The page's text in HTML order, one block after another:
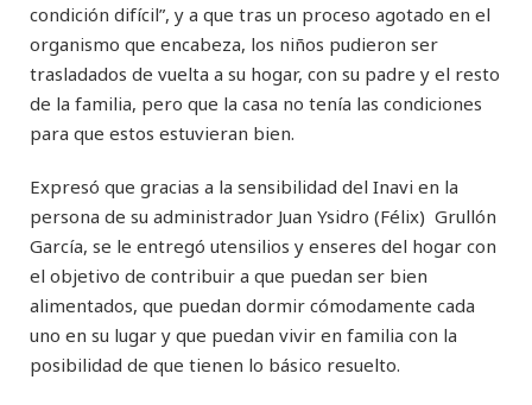
condición difícil”, y a que tras un proceso agotado en el
organismo que encabeza, los niños pudieron ser
trasladados de vuelta a su hogar, con su padre y el resto
de la familia, pero que la casa no tenía las condiciones
para que estos estuvieran bien.
Expresó que gracias a la sensibilidad del Inavi en la
persona de su administrador Juan Ysidro (Félix) Grullón
García, se le entregó utensilios y enseres del hogar con
el objetivo de contribuir a que puedan ser bien
alimentados, que puedan dormir cómodamente cada
uno en su lugar y que puedan vivir en familia con la
posibilidad de que tienen lo básico resuelto.